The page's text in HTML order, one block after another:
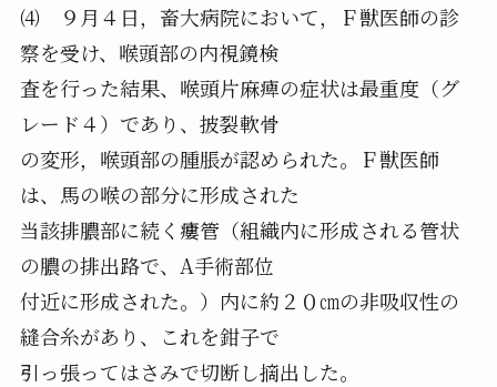
⑷ ９月４日，畜大病院において，Ｆ獣医師の診
察を受け、喉頭部の内視鏡検
査を行った結果、喉頭片麻痺の症状は最重度（グ
レード４）であり、披裂軟骨
の変形，喉頭部の腫脹が認められた。Ｆ獣医師
は、馬の喉の部分に形成された
当該排膿部に続く瘻管（組織内に形成される管状
の膿の排出路で、A手術部位
付近に形成された。）内に約２０㎝の非吸収性の
縫合糸があり、これを鉗子で
引っ張ってはさみで切断し摘出した。